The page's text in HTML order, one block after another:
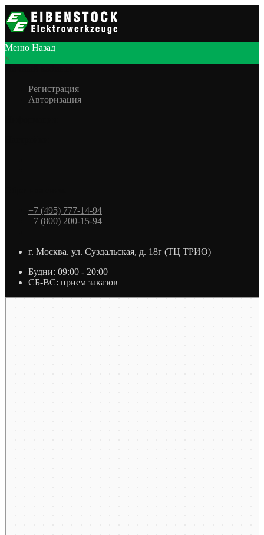
Меню Назад
×
Регистрация
Авторизация
+7 (495) 777-14-94
+7 (800) 200-15-94
г. Москва. ул. Суздальская, д. 18г (ТЦ ТРИО)
Будни: 09:00 - 20:00
СБ-ВС: прием заказов